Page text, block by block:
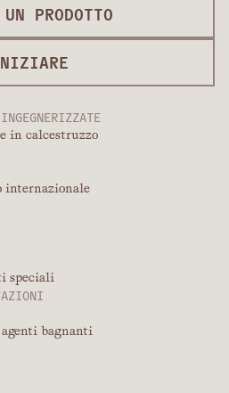
in calcestruzzo
internazionale
speciali
bagnanti
PRODOTTO